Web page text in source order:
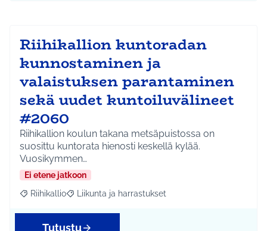
Riihikallion kuntoradan
kunnostaminen ja
valaistuksen parantaminen
sekä uudet kuntoiluvälineet
#2060
Riihikallion koulun takana metsäpuistossa on
suosittu kuntorata hienosti keskellä kylää.
Vuosikymmen…
Ei etene jatkoon
Rajaa tulokset aihepiirin mukaan: Riihikallio
Riihikallio Rajaa tulokset teeman mukaan: Liikunta ja
Liikunta ja harrastukset
Tutustu